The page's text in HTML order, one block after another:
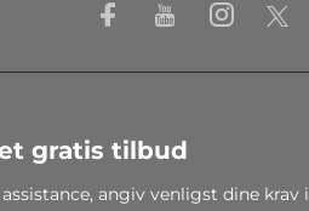
gratis tilbud
angiv venligst dine krav i